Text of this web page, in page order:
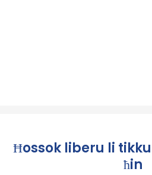
Ħossok liberu li
ħin